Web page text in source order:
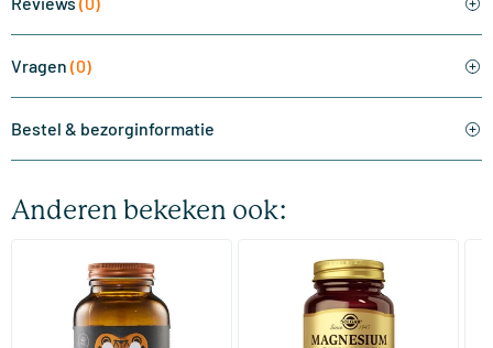
Vragen (0)
Bestel & bezorginformatie
Anderen bekeken ook:
(510)
Super Magnesium
60/​120 tabletten
(288)
Magnesium Citrate
(Magnesium Citraat)
60/​120 tabletten